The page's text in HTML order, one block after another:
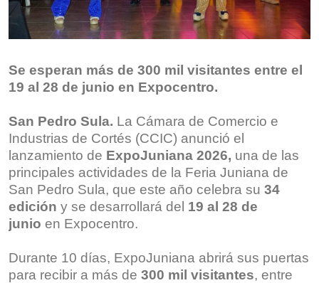
Se esperan más de 300 mil visitantes entre el
19 al 28 de junio en Expocentro.
San Pedro Sula. La Cámara de Comercio e
Industrias de Cortés (CCIC) anunció el
lanzamiento de ExpoJuniana 2026, una de las
principales actividades de la Feria Juniana de
San Pedro Sula, que este año celebra su 34
edición y se desarrollará del 19 al 28 de
junio en Expocentro.
Durante 10 días, ExpoJuniana abrirá sus puertas
para recibir a más de 300 mil visitantes, entre